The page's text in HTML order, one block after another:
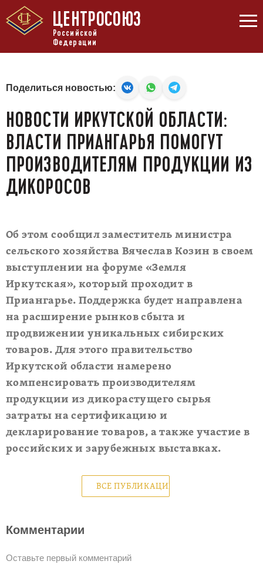
ЦЕНТРОСОЮЗ
Российской
Федерации
Поделиться новостью:
НОВОСТИ ИРКУТСКОЙ ОБЛАСТИ:
ВЛАСТИ ПРИАНГАРЬЯ ПОМОГУТ
ПРОИЗВОДИТЕЛЯМ ПРОДУКЦИИ ИЗ
ДИКОРОСОВ
Об этом сообщил заместитель министра
сельского хозяйства Вячеслав Козин в своем
выступлении на форуме «Земля
Иркутская», который проходит в
Приангарье. Поддержка будет направлена
на расширение рынков сбыта и
продвижении уникальных сибирских
товаров. Для этого правительство
Иркутской области намерено
компенсировать производителям
продукции из дикорастущего сырья
затраты на сертификацию и
декларирование товаров, а также участие в
российских и зарубежных выставках.
ВСЕ ПУБЛИКАЦИИ
Комментарии
Оставьте первый комментарий